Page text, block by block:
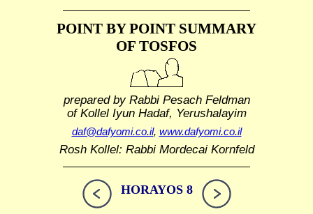
POINT BY POINT SUMMARY
OF TOSFOS
prepared by Rabbi Pesach Feldman
of Kollel Iyun Hadaf, Yerushalayim
daf@dafyomi.co.il, www.dafyomi.co.il
Rosh Kollel: Rabbi Mordecai Kornfeld
HORAYOS 8